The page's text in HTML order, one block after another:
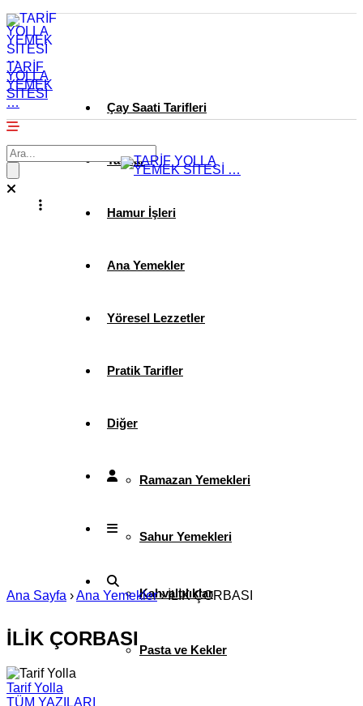
TARİF
YOLLA
YEMEK
SİTESİ
… Çay Saati Tarifleri
Tatlılar
Hamur İşleri
Ana Yemekler
Yöresel Lezzetler
Pratik Tarifler
Diğer
Ramazan Yemekleri
Sahur Yemekleri
Kahvaltılıklar
Pasta ve Kekler
Ana Sayfa ›Ana Yemekler›İLİK ÇORBASI
İLİK ÇORBASI
Tarif Yolla
TÜM YAZILARI